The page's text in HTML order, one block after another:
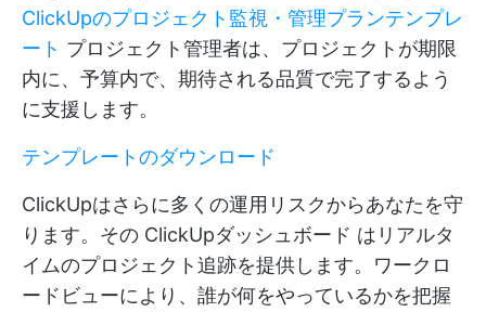
ClickUpのプロジェクト監視・管理プランテンプレ
ート プロジェクト管理者は、プロジェクトが期限
内に、予算内で、期待される品質で完了するよう
に支援します。
テンプレートのダウンロード
ClickUpはさらに多くの運用リスクからあなたを守
ります。その ClickUpダッシュボード はリアルタ
イムのプロジェクト追跡を提供します。ワークロ
ードビューにより、誰が何をやっているかを把握